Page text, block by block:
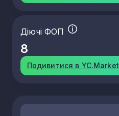
Діючі ФОП
8
Подивитися в YC.Market